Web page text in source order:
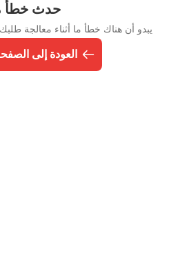
حدث خطأ
يبدو أن هناك خطأ ما أثناء معالجة
العودة إلى